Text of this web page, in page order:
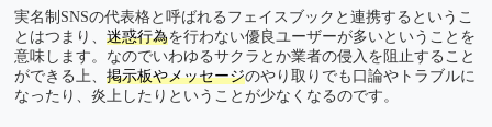
実名制SNSの代表格と呼ばれるフェイスブックと連携するというこ
とはつまり、 迷惑行為を行わない優良ユーザーが多いということを
意味します。なのでいわゆるサクラとか業者の侵入を阻止すること
ができる上、 掲示板やメッセージのやり取りでも口論やトラブルに
なったり、炎上したりということが少なくなるのです。